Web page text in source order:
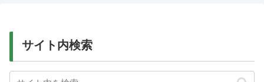
サイト内検索